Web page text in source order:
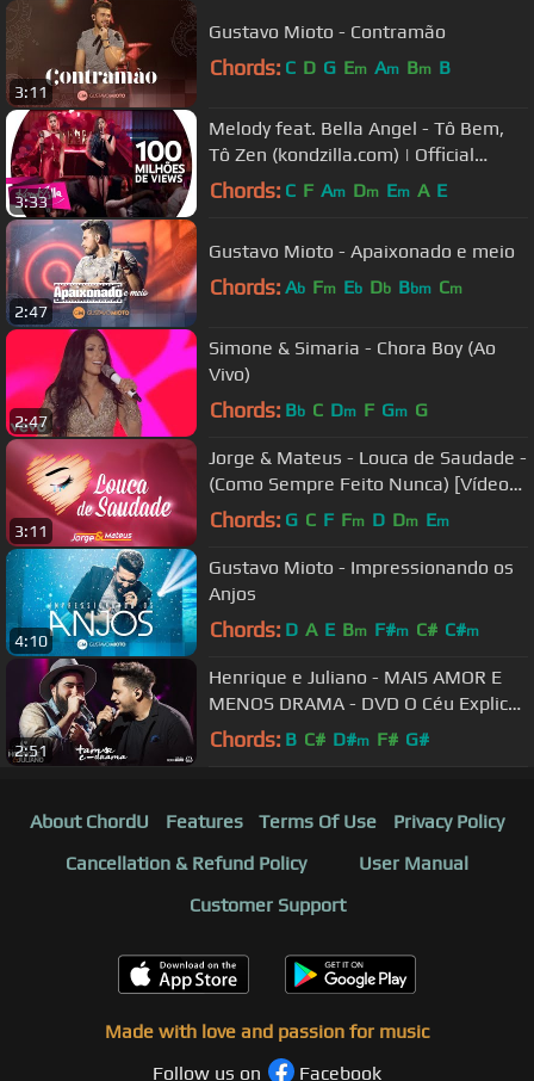
3:11
Gustavo Mioto - Contramão
Chords: C D G Em Am Bm B
3:33
Melody feat. Bella Angel - Tô Bem,
Tô Zen (kondzilla.com) | Official
Music Video
Chords: C F Am Dm Em A E
2:47
Gustavo Mioto - Apaixonado e meio
Chords: Ab Fm Eb Db Bbm Cm
2:47
Simone & Simaria - Chora Boy (Ao
Vivo)
Chords: Bb C Dm F Gm G
3:11
Jorge & Mateus - Louca de Saudade -
(Como Sempre Feito Nunca) [Vídeo
Oficial]
Chords: G C F Fm D Dm Em
4:10
Gustavo Mioto - Impressionando os
Anjos
Chords: D A E Bm F#m C# C#m
2:51
Henrique e Juliano - MAIS AMOR E
MENOS DRAMA - DVD O Céu Explica
Tudo
Chords: B C# D#m F# G#
About ChordU Features Terms Of Use
Privacy Policy
Cancellation & Refund Policy
User Manual
Customer Support
Made with love and passion for music
Follow us on
Facebook